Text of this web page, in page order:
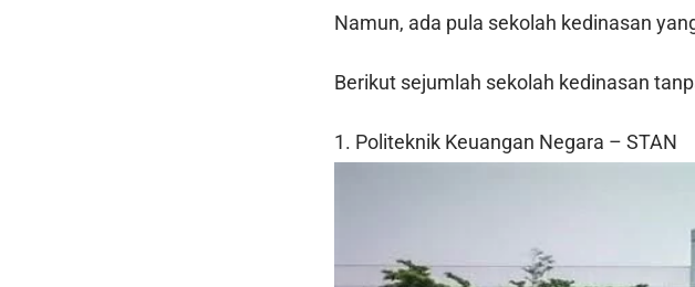
Namun, ada pula sekolah kedinasan
Berikut sejumlah sekolah kedinasan
1. Politeknik Keuangan Negara – STAN